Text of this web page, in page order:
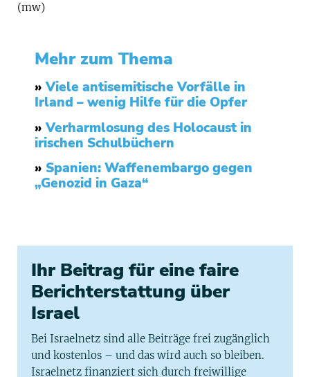
(mw)
Mehr zum Thema
»Viele antisemitische Vorfälle in
Irland – wenig Hilfe für die Opfer
»Verharmlosung des Holocaust in
irischen Schulbüchern
» Spanien: Waffenembargo gegen
„Genozid in Gaza“
Ihr Beitrag für eine faire
Berichterstattung über
Israel
Bei Israelnetz sind alle Beiträge frei zugänglich
und kostenlos – und das wird auch so bleiben.
Israelnetz finanziert sich durch freiwillige